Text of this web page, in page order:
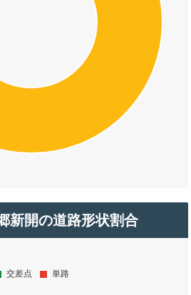
新開の道路形状割合